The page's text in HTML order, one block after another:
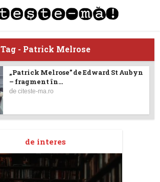
Tag - Patrick Melrose
„Patrick Melrose” de Edward St Aubyn
– fragment în...
deciteste-ma.ro
de interes